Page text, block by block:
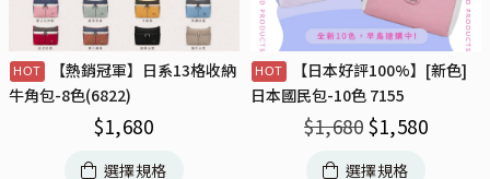
【熱銷冠軍】日系13格收納
牛角包-8色(6822)
$1,680
選擇規格
【日本好評100%】[新色]
日本國民包-10色 7155
$1,680 $1,580
選擇規格